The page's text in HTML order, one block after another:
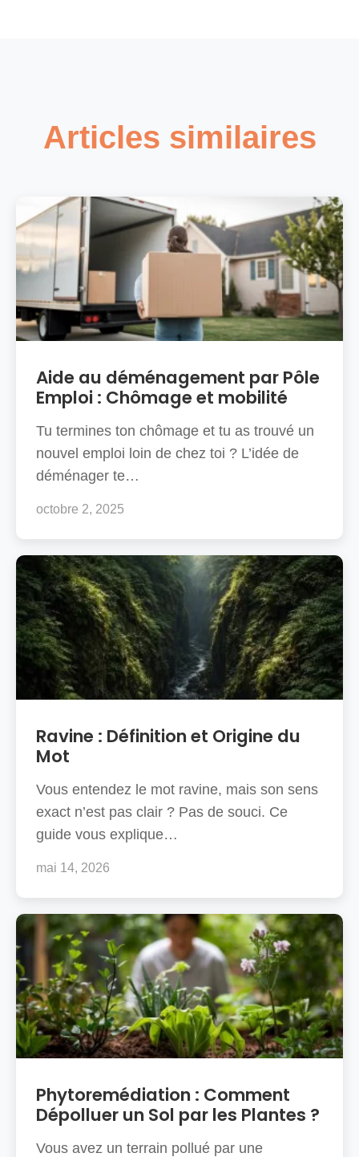
Articles similaires
Aide au déménagement par Pôle
Emploi : Chômage et mobilité
Tu termines ton chômage et tu as trouvé un
nouvel emploi loin de chez toi ? L’idée de
déménager te…
octobre 2, 2025
Ravine : Définition et Origine du
Mot
Vous entendez le mot ravine, mais son sens
exact n’est pas clair ? Pas de souci. Ce
guide vous explique…
mai 14, 2026
Phytoremédiation : Comment
Dépolluer un Sol par les Plantes ?
Vous avez un terrain pollué par une